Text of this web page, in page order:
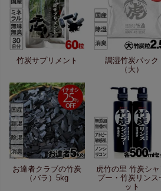
竹炭サプリメント
調湿竹炭パック
（大）
お達者クラブの竹炭
（バラ）5kg
虎竹の里 竹炭シャ
プー・竹炭リンス
ット